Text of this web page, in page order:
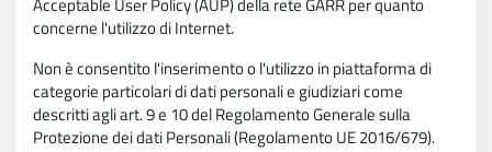
concerne l'utilizzo di Internet.
Non è consentito l'inserimento o l'utilizzo in piattaforma di
categorie particolari di dati personali e giudiziari come
descritti agli art. 9 e 10 del Regolamento Generale sulla
Protezione dei dati Personali (Regolamento UE 2016/679).